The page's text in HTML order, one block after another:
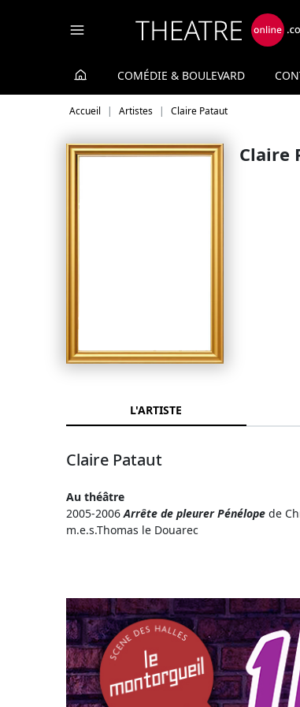
COMÉDIE & BOULEVARD
Accueil Artistes Claire Pataut
Claire
L'ARTISTE
Claire Pataut
Au théâtre
2005-2006Arrête de pleurer Pénélope de
m.e.s.Thomas le Douarec